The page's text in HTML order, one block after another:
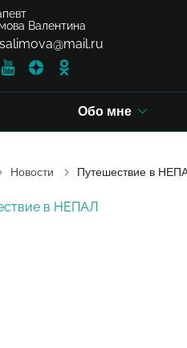
Валентина
Обо мне
Новости Путешествие в